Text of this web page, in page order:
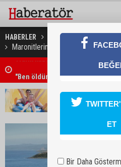
HABERLER GÜNEY KIBRIS
Maronitlerin temsilcisinden Rum
ET
Bir Daha